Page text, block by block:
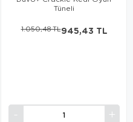
Tüneli
945,43 TL
1.050,48 TL